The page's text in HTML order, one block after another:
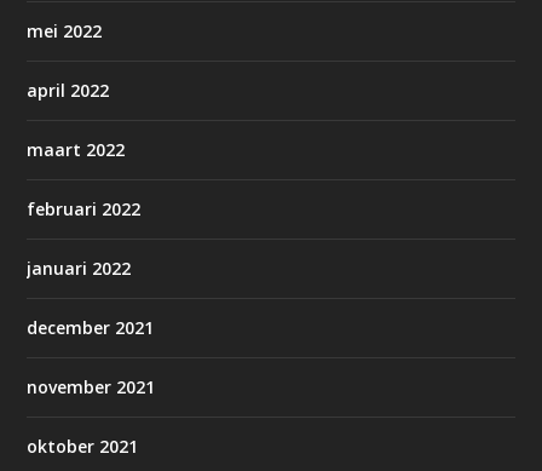
mei 2022
april 2022
maart 2022
februari 2022
januari 2022
december 2021
november 2021
oktober 2021